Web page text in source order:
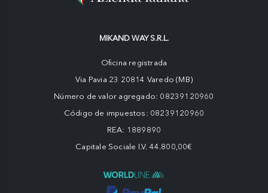
MIKAND WAY S.R.L.
Oficina registrada
Via Pavia 23 20814 Varedo (MB)
Número de valor agregado: 08239120960
Código de impuestos: 08239120960
REA: 1889890
Capitale Sociale I.V. 44.800,00€